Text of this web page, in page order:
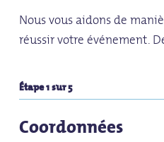
Nous vous aidons de
réussir votre événement.
Étape1sur5
Coordonnées